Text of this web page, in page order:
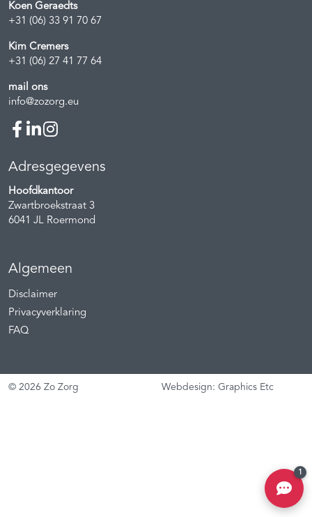
Koen Geraedts
+31 (06) 33 91 70 67
Kim Cremers
+31 (06) 27 41 77 64
mail ons
info@zozorg.eu
Adresgegevens
Hoofdkantoor
Zwartbroekstraat 3
6041 JL Roermond
Algemeen
Disclaimer
Privacyverklaring
FAQ
© 2026 Zo Zorg Webdesign: Graphics Etc
1